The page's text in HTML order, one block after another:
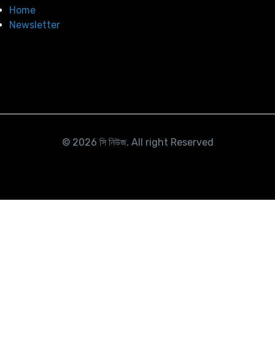
Home
Newsletter
© 2026 সি নিউজ. All right Reserved